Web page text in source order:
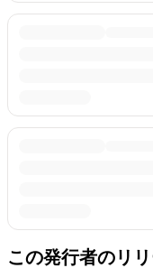
この発行者のリ